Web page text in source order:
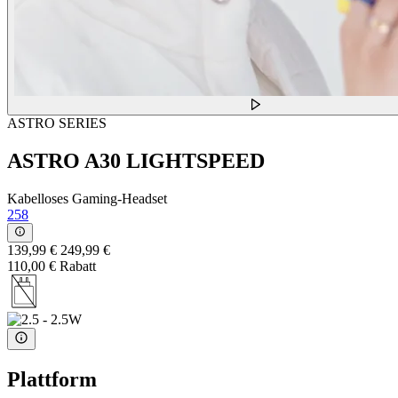
ASTRO SERIES
ASTRO A30 LIGHTSPEED
Kabelloses Gaming-Headset
258
139,99 € 249,99 €
110,00 € Rabatt
Plattform